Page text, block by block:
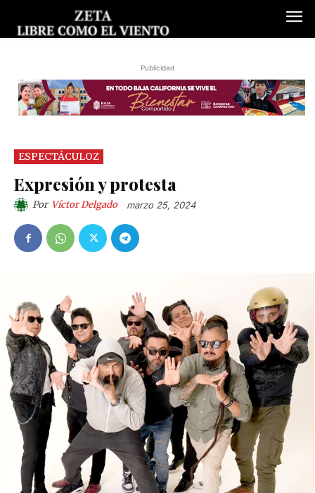
Publicidad
ESPECTÁCULOZ
Expresión y protesta
Por Víctor Delgado marzo 25, 2024